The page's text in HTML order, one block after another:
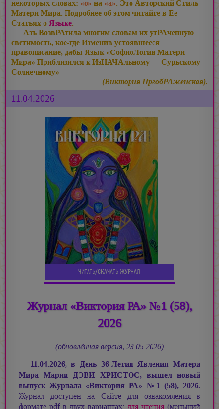
некоторых словах: «о» на «а». Это Авторский Стиль
Матери Мира. Подробнее об этом читайте в Её
Статьях оЯзыке.
Азъ ВозвРАтила многим словам их утРАченную
светимость, кое-где Изменив устоявшееся
правописание, дабы Язык «СофиоЛогии Матери
Мира» Приблизился к ИзНАЧАльному — Сурьскому-
Солнечному»
(Виктория ПреобРАженская).
11.04.2026
ЧИТАТЬ/СКАЧАТЬ ЖУРНАЛ
Журнал «Виктория РА» №1 (58),
2026
(обновлённая версия, 23.05.2026)
11.04.2026, в День 36-Летия Явления Матери
МираМарии ДЭВИ ХРИСТОС,вышел новый
выпуск Журнала «Виктория РА» № 1 (58), 2026.
Журнал доступен на Сайте для ознакомления в
формате pdf в двух вариантах: для чтения(меньший